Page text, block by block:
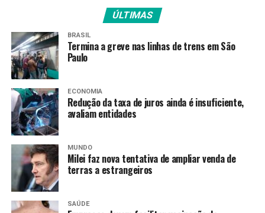
PRÓXIMO
Libertadores: Mirassol garante classificação antecipada
para oitavas
RECENTES
Carlo Ancelotti pede que torcida confie nos 26
convocados para a Copa
Amarildo Mota
ÚLTIMAS
BRASIL
Termina a greve nas linhas de trens em São
Paulo
ECONOMIA
Redução da taxa de juros ainda é insuficiente,
avaliam entidades
MUNDO
Milei faz nova tentativa de ampliar venda de
terras a estrangeiros
SAÚDE